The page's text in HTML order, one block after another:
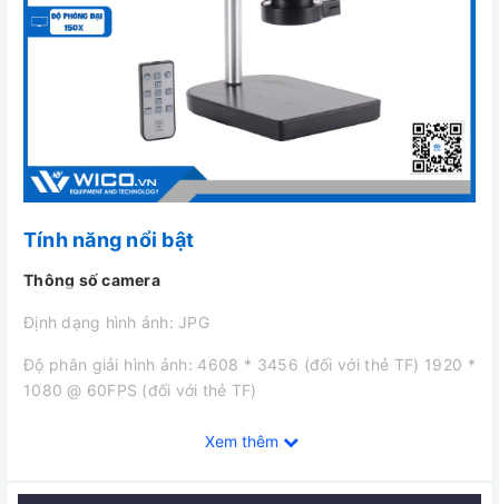
Tính năng nổi bật
Thông số camera
Định dạng hình ảnh: JPG
Độ phân giải hình ảnh: 4608 * 3456 (đối với thẻ TF) 1920 *
1080 @ 60FPS (đối với thẻ TF)
Định dạng video: MOV (cho thẻ TF)
Xem thêm